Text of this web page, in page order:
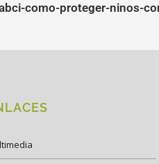
como-proteger-ninos-